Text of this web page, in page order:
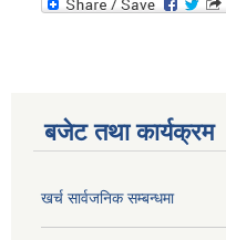
बजेट तथा कार्यक्रम
खर्च सार्वजनिक सम्बन्धमा